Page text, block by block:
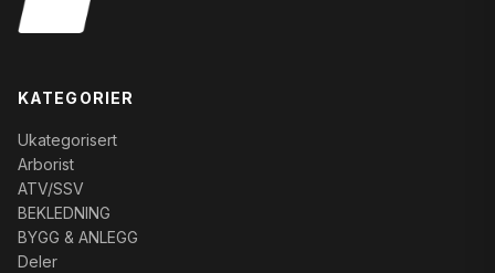
KATEGORIER
Ukategorisert
Arborist
ATV/SSV
BEKLEDNING
BYGG & ANLEGG
Deler